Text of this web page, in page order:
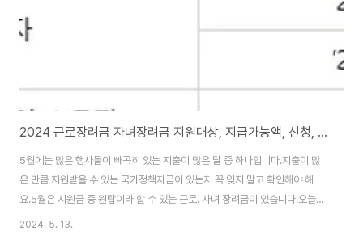
2024 근로장려금 자녀장려금 지원대상, 지급가능액, 신청, 지급일 알아보기
5월에는 많은 행사들이 빼곡히 있는 지출이 많은 달 중 하나입니다.지출이 많
은 만큼 지원받을 수 있는 국가정책자금이 있는지 꼭 잊지 말고 확인해야 해
요.5월은 지원금 중 원탑이라 할 수 있는 근로. 자녀 장려금이 있습니다.오늘은
근로. 자녀 장려금에 대하여 알아보도록 해요. 근로. 자녀장려금 신청기간 근로
2024. 5. 13.